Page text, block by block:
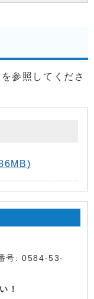
参照してくださ
号: 0584-53-
！